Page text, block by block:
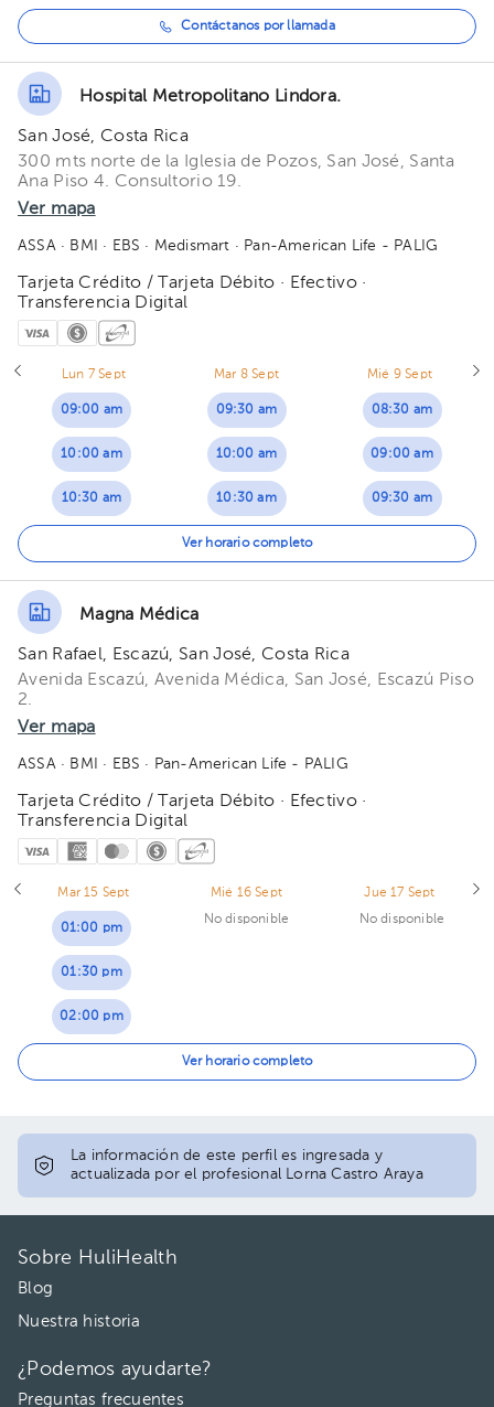
Contáctanos por llamada
Hospital Metropolitano Lindora.
San José, Costa Rica
300 mts norte de la Iglesia de Pozos, San José, Santa
Ana Piso 4. Consultorio 19.
Ver mapa
ASSA· BMI · EBS · Medismart · Pan-American Life - PALIG
Tarjeta Crédito / Tarjeta Débito · Efectivo ·
Transferencia Digital
Lun 7 Sept
09:00 am
10:00 am
10:30 am
Mar 8 Sept
09:30 am
10:00 am
10:30 am
11:00 am
12:30 pm
01:30 pm
Mié 9 Sept
08:30 am
09:00 am
09:30 am
11:30 am
Ver horario completo
Magna Médica
San Rafael, Escazú, San José, Costa Rica
Avenida Escazú, Avenida Médica, San José, Escazú Piso
2.
Ver mapa
ASSA· BMI · EBS · Pan-American Life - PALIG
Tarjeta Crédito / Tarjeta Débito · Efectivo ·
Transferencia Digital
Mar 15 Sept
01:00 pm
01:30 pm
02:00 pm
Mié 16 Sept
No disponible
Jue 17 Sept
No disponible
Ver horario completo
La información de este perfil es ingresada y
actualizada por el profesional Lorna Castro Araya
Sobre HuliHealth
Blog
Nuestra historia
¿Podemos ayudarte?
Preguntas frecuentes